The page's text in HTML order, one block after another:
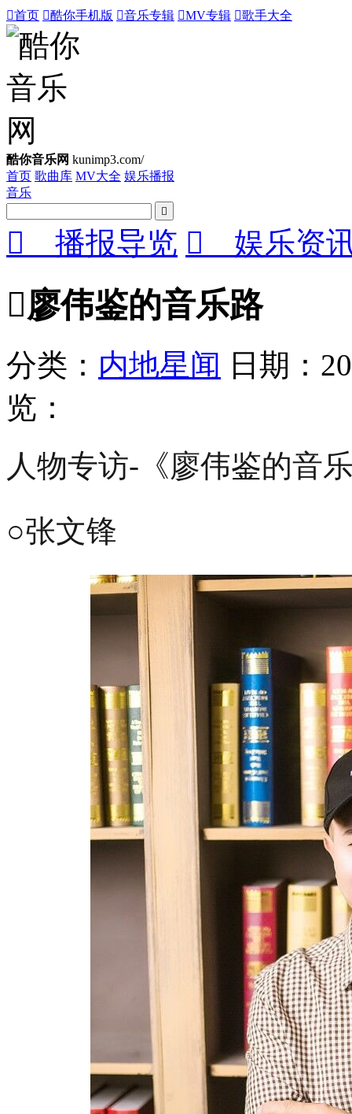
首页 酷你手机版 音乐专辑 MV专辑 歌手大全
酷你音乐网 kunimp3.com/
首页 歌曲库 MV大全 娱乐播报
音乐

 播报导览  娱乐资
廖伟鉴的音乐路
分类： 内地星闻 日期：
览：
人物专访-《廖伟鉴的音
○张文锋